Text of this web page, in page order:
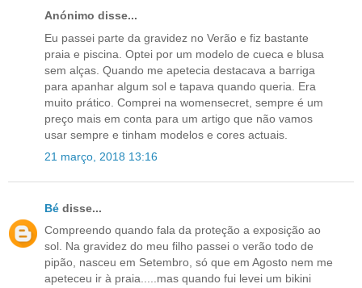
Anónimo disse...
Eu passei parte da gravidez no Verão e fiz bastante
praia e piscina. Optei por um modelo de cueca e blusa
sem alças. Quando me apetecia destacava a barriga
para apanhar algum sol e tapava quando queria. Era
muito prático. Comprei na womensecret, sempre é um
preço mais em conta para um artigo que não vamos
usar sempre e tinham modelos e cores actuais.
21 março, 2018 13:16
Bé disse...
Compreendo quando fala da proteção a exposição ao
sol. Na gravidez do meu filho passei o verão todo de
pipão, nasceu em Setembro, só que em Agosto nem me
apeteceu ir à praia.....mas quando fui levei um bikini